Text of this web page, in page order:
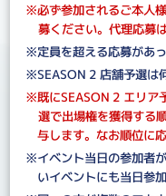
※必ず参加されるご本人
募ください。代理応募
※定員を超える応募があ
※SEASON 2 店舗予選は
※既にSEASON 2 エリア
選で出場権を獲得する
与します。なお順位に
※イベント当日の参加者
いイベントにも当日参